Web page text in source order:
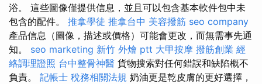
浴。 這些圖像僅提供信息，並且可以包含基本軟件包中未
包含的配件。 推拿學徒 推拿台中 美容撥筋 seo company
產品信息（圖像，描述或價格）可能會更改，而無需事先通
知。 seo marketing 新竹 外燴 ptt 大甲按摩 撥筋創業 經
絡調理證照 台中整骨神醫 貨物搜索對任何錯誤和缺陷概不
負責。 記帳士 稅務相關法規 奶油更是乾皮膚的更好選擇，